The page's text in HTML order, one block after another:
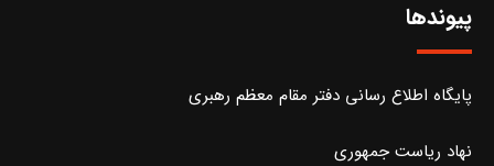
پیوندها
پایگاه اطلاع رسانی دفتر مقام معظم رهبری
نهاد ریاست جمهوری